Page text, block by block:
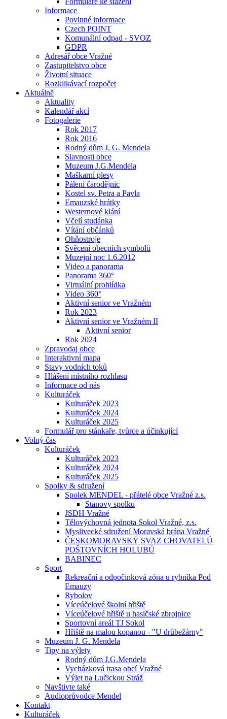
Informace
Povinné informace
Czech POINT
Komunální odpad - SVOZ
GDPR
Adresář obce Vražné
Zastupitelstvo obce
Životní situace
Rozklikávací rozpočet
Aktuálně
Aktuality
Kalendář akcí
Fotogalerie
Rok 2017
Rok 2016
Rodný dům J. G. Mendela
Slavnosti obce
Muzeum J.G.Mendela
Maškarní plesy
Pálení čarodějnic
Kostel sv. Petra a Pavla
Emauzské hrátky
Westernové klání
Včelí studánka
Vítání občánků
Ohňostroje
Svěcení obecních symbolů
Muzejní noc 1.6.2012
Video a panorama
Panorama 360°
Virtuální prohlídka
Video 360°
Aktivní senior ve Vražném
Rok 2023
Aktivní senior ve Vražném II
Aktivní senior
Rok 2024
Zpravodaj obce
Interaktivní mapa
Stavy vodních toků
Hlášení místního rozhlasu
Informace od nás
Kulturáček
Kulturáček 2023
Kulturáček 2024
Kulturáček 2025
Formulář pro stánkaře, tvůrce a účinkující
Volný čas
Kulturáček
Kulturáček 2023
Kulturáček 2024
Kulturáček 2025
Spolky & sdružení
Spolek MENDEL - přátelé obce Vražné z.s.
Stanovy spolku
JSDH Vražné
Tělovýchovná jednota Sokol Vražné, z.s.
Myslivecké sdružení Moravská brána Vražné
ČESKOMORAVSKÝ SVAZ CHOVATELŮ
POŠTOVNÍCH HOLUBŮ
BABINEC
Sport
Rekreační a odpočinková zóna u rybníka Pod
Emauzy
Rybolov
Víceúčelové školní hřiště
Víceúčelové hřiště u hasičské zbrojnice
Sportovní areál TJ Sokol
Hřiště na malou kopanou - "U drůbežárny"
Muzeum J. G. Mendela
Tipy na výlety
Rodný dům J.G.Mendela
Vycházková trasa obcí Vražné
Výlet na Lučickou Stráž
Navštivte také
Audioprůvodce Mendel
Kontakt
Kulturáček